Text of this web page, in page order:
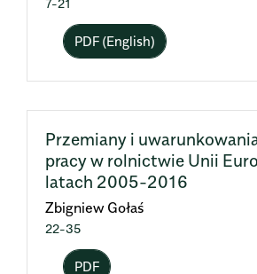
7-21
PDF (English)
Przemiany i
pracy w rolnictwie Unii
latach 2005-2016
Zbigniew Gołaś
22-35
PDF